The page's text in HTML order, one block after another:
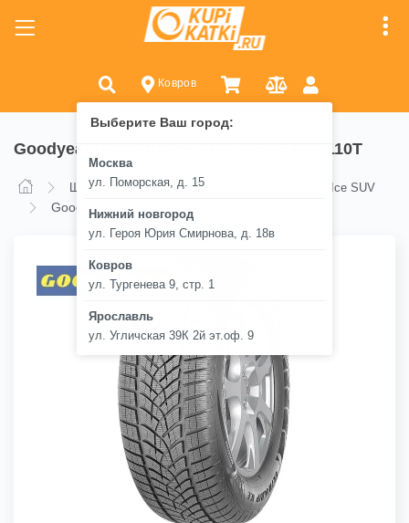
Ковров
Выберите Ваш город:
Москва
ул. Поморская, д. 15
Нижний новгород
ул. Героя Юрия Смирнова, д. 18в
Ковров
ул. Тургенева 9, стр. 1
Ярославль
ул. Угличская 39К 2й эт.оф. 9
Goodyear UltraGrip Ice SUV 275/45 R20 110T
Шины Goodyear Goodyear UltraGrip Ice SUV
Goodyear UltraGrip Ice SUV 275/45 R20 110T